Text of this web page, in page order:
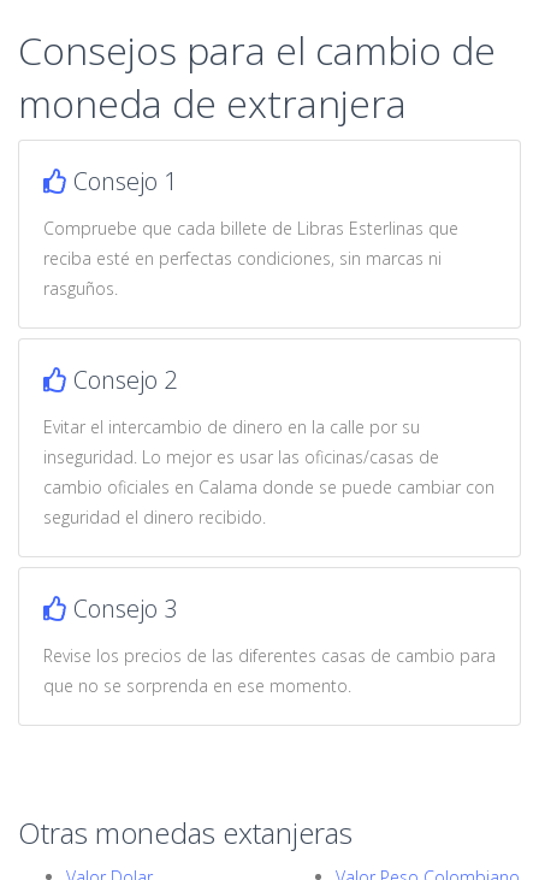
Consejos para el cambio de
moneda de extranjera
Consejo 1
Compruebe que cada billete de Libras Esterlinas que
reciba esté en perfectas condiciones, sin marcas ni
rasguños.
Consejo 2
Evitar el intercambio de dinero en la calle por su
inseguridad. Lo mejor es usar las oficinas/casas de
cambio oficiales en Calama donde se puede cambiar con
seguridad el dinero recibido.
Consejo 3
Revise los precios de las diferentes casas de cambio para
que no se sorprenda en ese momento.
Otras monedas extanjeras